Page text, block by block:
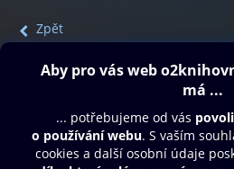
Zpět
Obsah ke stažení
Moje O2 Knihovna